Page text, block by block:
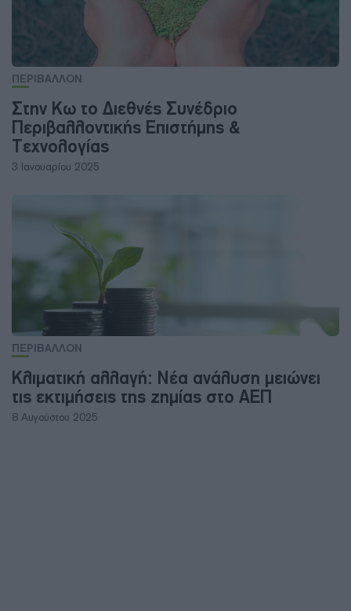
ΠΕΡΙΒΑΛΛΟΝ
Στην Κω το Διεθνές Συνέδριο
Περιβαλλοντικής Επιστήμης &
Τεχνολογίας
3 Ιανουαρίου 2025
ΠΕΡΙΒΑΛΛΟΝ
Κλιματική αλλαγή: Νέα ανάλυση μειώνει
τις εκτιμήσεις της ζημίας στο ΑΕΠ
8 Αυγούστου 2025